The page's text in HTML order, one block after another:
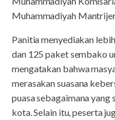
Muhammadiyah
Panitia menyediakan
dan 125 paket sembako
mengatakan bahwa
merasakan suasana
puasa sebagaimana
kota. Selain itu, peserta